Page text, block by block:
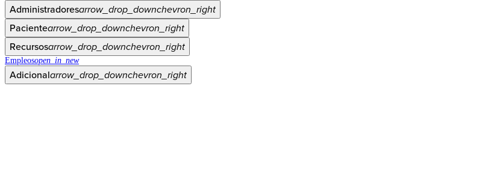
Administradoresarrow_drop_downchevron_right
Pacientearrow_drop_downchevron_right
Recursosarrow_drop_downchevron_right
Empleosopen_in_new
Adicionalarrow_drop_downchevron_right